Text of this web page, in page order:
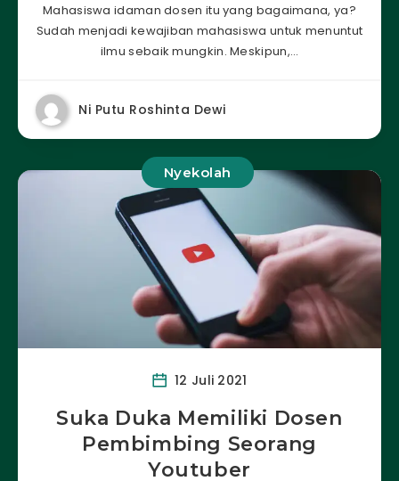
Mahasiswa idaman dosen itu yang bagaimana, ya?
Sudah menjadi kewajiban mahasiswa untuk menuntut
ilmu sebaik mungkin. Meskipun,…
Ni Putu Roshinta Dewi
Nyekolah
12 Juli 2021
Suka Duka Memiliki Dosen
Pembimbing Seorang
Youtuber